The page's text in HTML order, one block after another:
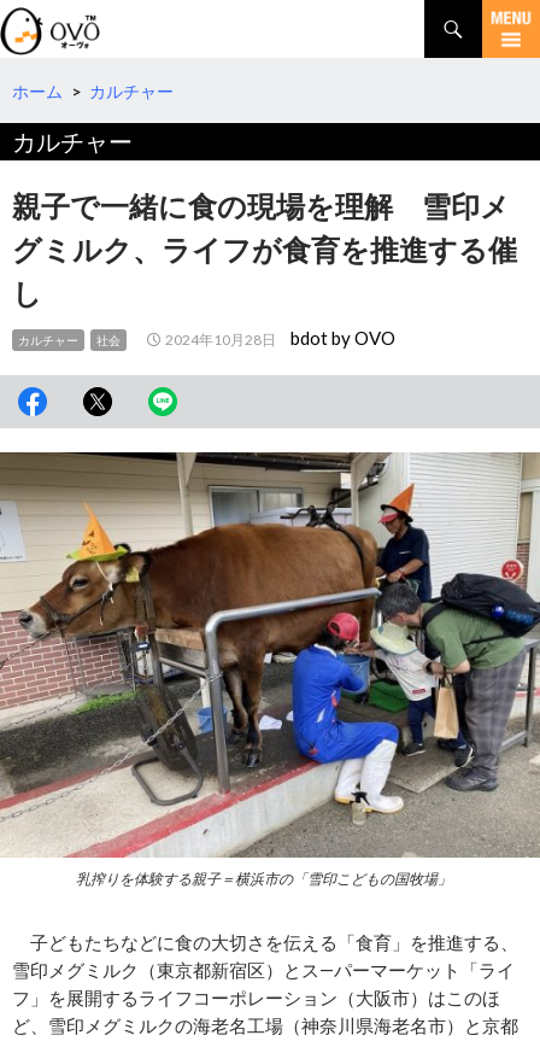
検
索
コ
テ
ツ
へ
移
動
ホーム > カルチャー
カルチャー
親子で一緒に食の現場を理解 雪印メ
グミルク、ライフが食育を推進する催
し
カルチャー 社会 2024年10月28日 bdot by OVO
乳搾りを体験する親子＝横浜市の「雪印こどもの国牧場」
子どもたちなどに食の大切さを伝える「食育」を推進する、
雪印メグミルク（東京都新宿区）とス―パーマーケット「ライ
フ」を展開するライフコーポレーション（大阪市）はこのほ
ど、雪印メグミルクの海老名工場（神奈川県海老名市）と京都